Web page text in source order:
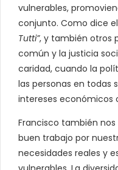
vulnerables,
conjunto. Como dice
Tutti”, y también otros
común y la justicia
caridad, cuando la
las personas en todas
intereses económicos
Francisco también
buen trabajo por
necesidades reales y